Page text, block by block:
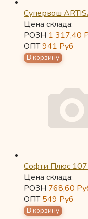
Супервош
Цена склада:
РОЗН 1 317,40
ОПТ941 Руб
Софти Плюс
Цена склада:
РОЗН 768,60
ОПТ549 Руб